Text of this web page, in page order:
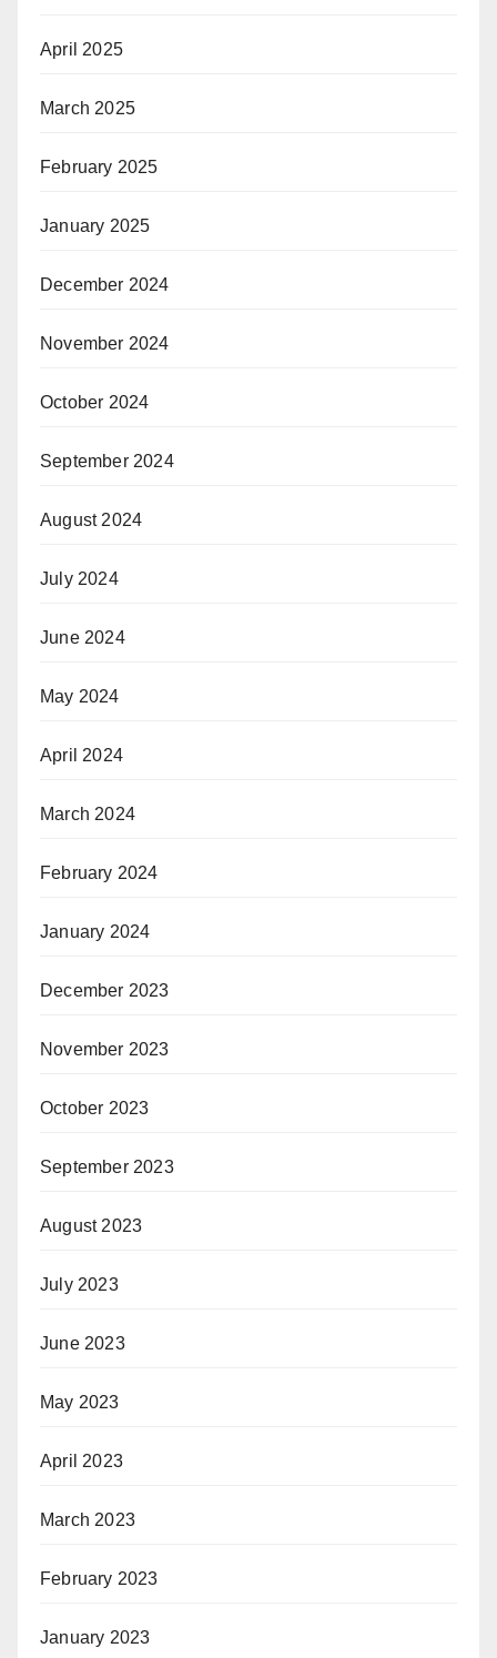
April 2025
March 2025
February 2025
January 2025
December 2024
November 2024
October 2024
September 2024
August 2024
July 2024
June 2024
May 2024
April 2024
March 2024
February 2024
January 2024
December 2023
November 2023
October 2023
September 2023
August 2023
July 2023
June 2023
May 2023
April 2023
March 2023
February 2023
January 2023